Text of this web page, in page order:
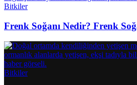
Bitkiler
Frenk Soğanı Nedir? Frenk
Bitkiler